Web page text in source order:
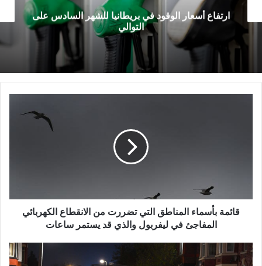
بريطانيا للشهر السادس على
التوالي
الحكومة: لا يجب
المفاجئ
قد
يستمر
قائمة بأسماء المناطق التي تضررت من الانقطاع الكهربائي
المفاجئ في ليفربول والذي قد يستمر ساعات
طعن
مراهق